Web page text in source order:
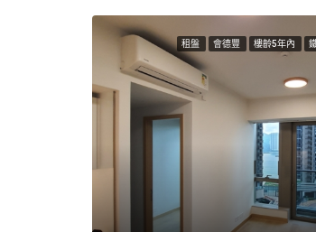
租盤 會德豐 樓齡5年內